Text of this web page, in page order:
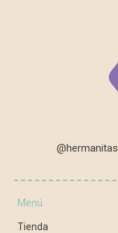
Menú
Tienda